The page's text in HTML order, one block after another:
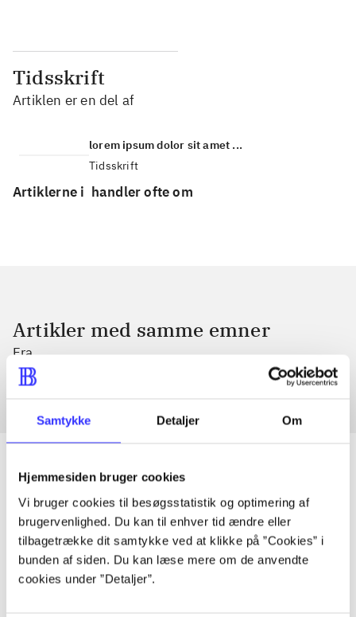
Samtykke Detaljer Om
Hjemmesiden bruger cookies
Vi bruger cookies til besøgsstatistik og optimering af
brugervenlighed. Du kan til enhver tid ændre eller
tilbagetrække dit samtykke ved at klikke på ”Cookies” i
bunden af siden. Du kan læse mere om de anvendte
cookies under ”Detaljer”.
Tidsskrift
Artiklen er en del af
lorem ipsum dolor sit amet ...
Tidsskrift
Artiklerne i handler ofte om
Artikler med samme emner
Fra
Artikler
Alle registrerede artikler fordelt på udgivelser
...